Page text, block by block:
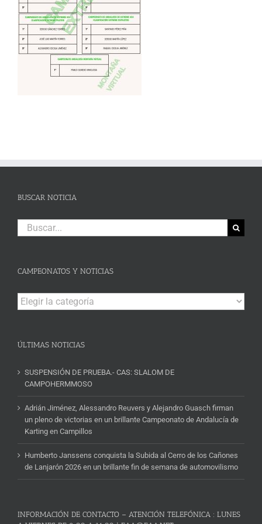
BUSCAR NOTICIA
Buscar:
CAMPEONATOS Y NOTICIAS
Campeonatos
y
ÚLTIMAS NOTICIAS
SUSPENSIÓN DE PRUEBA.- CAS: SLALOM DE
CAMPOHERMMOSO
Adrián Jiménez, Alessandro Reuvers y Alejandro Guasch firman
un pleno de victorias en un brillante Campeonato de Andalucía de
Karting en Campillos
Humberto Janssens conquista la Subida al Cerro de los Cañones
de Lanjarón 2026 en un brillante fin de semana de automovilismo
INFORMACIÓN DE CONTACTO – ATENCIÓN TELEFÓNICA : LUNES